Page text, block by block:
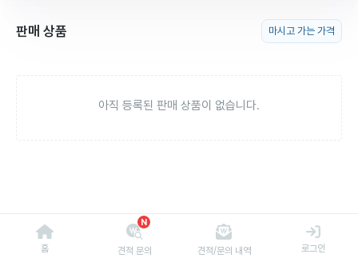
판매 상품 마시고 가는 가격
아직 등록된 판매 상품이 없습니다.
홈
N
견적 문의 견적/문의 내역 로그인